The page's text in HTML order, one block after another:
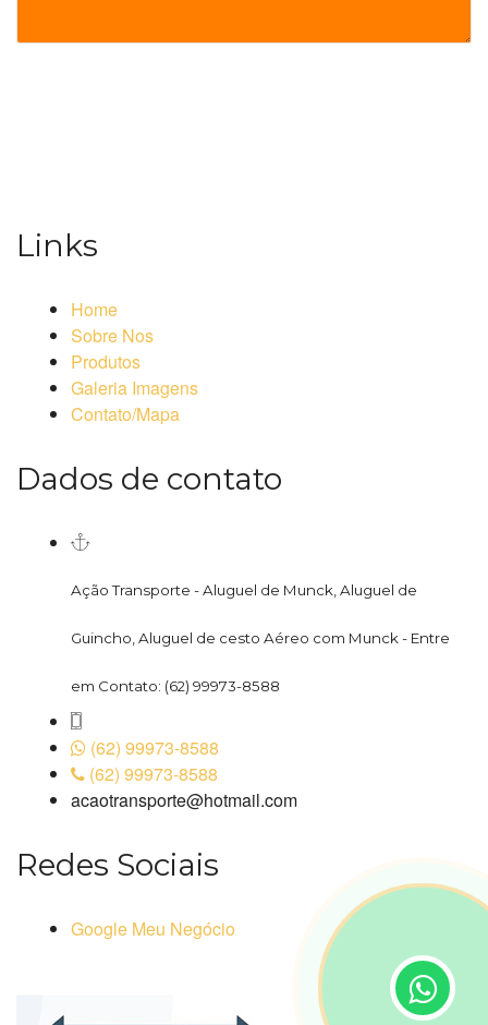
Links
Home
Sobre Nos
Produtos
Galeria Imagens
Contato/Mapa
Dados de contato
Ação Transporte - Aluguel de Munck, Aluguel de
Guincho, Aluguel de cesto Aéreo com Munck - Entre
em Contato: (62) 99973-8588
(62) 99973-8588
(62) 99973-8588
acaotransporte@hotmail.com
Redes Sociais
Google Meu Negócio